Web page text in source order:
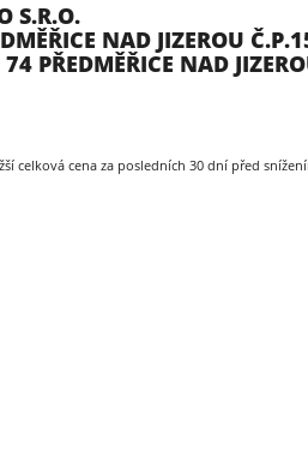
S.R.O.
NAD JIZEROU
PŘEDMĚŘICE NAD
celková cena za posledních 30 dní před